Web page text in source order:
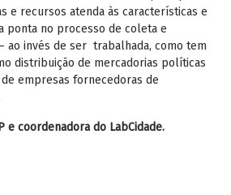
e recursos atenda às características e
ponta no processo de coleta e
ao invés de ser trabalhada, como tem
distribuição de mercadorias políticas
empresas fornecedoras de
e coordenadora do LabCidade.